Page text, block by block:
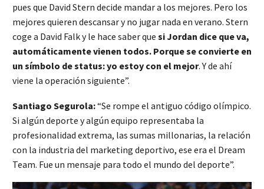
pues que David Stern decide mandar a los mejores. Pero los
mejores quieren descansar y no jugar nada en verano. Stern
coge a David Falk y le hace saber que si Jordan dice que va,
automáticamente vienen todos. Porque se convierte en
un símbolo de status: yo estoy con el mejor. Y de ahí
viene la operación siguiente”.
Santiago Segurola:“Se rompe el antiguo código olímpico.
Si algún deporte y algún equipo representaba la
profesionalidad extrema, las sumas millonarias, la relación
con la industria del marketing deportivo, ese era el Dream
Team. Fue un mensaje para todo el mundo del deporte”.